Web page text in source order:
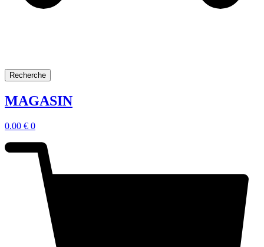
Recherche
MAGASIN
0.00 € 0